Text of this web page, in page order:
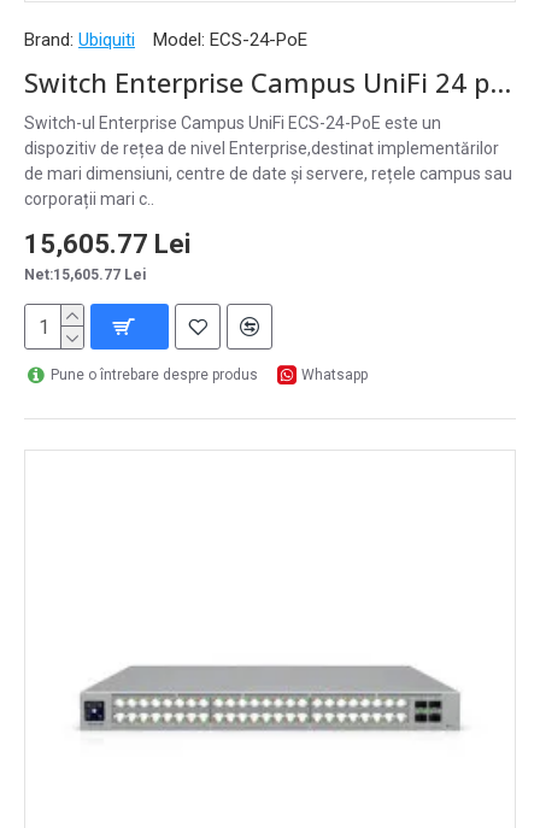
Brand: Ubiquiti Model: ECS-24-PoE
Switch Enterprise Campus UniFi 24 porturi Etherlighting PoE+++ 10GbE 25G SFP28 Layer3, ECS-24-PoE
Switch-ul Enterprise Campus UniFi ECS-24-PoE este un
dispozitiv de rețea de nivel Enterprise,destinat implementărilor
de mari dimensiuni, centre de date și servere, rețele campus sau
corporații mari c..
15,605.77 Lei
Net:15,605.77 Lei
Pune o întrebare despre produs Whatsapp